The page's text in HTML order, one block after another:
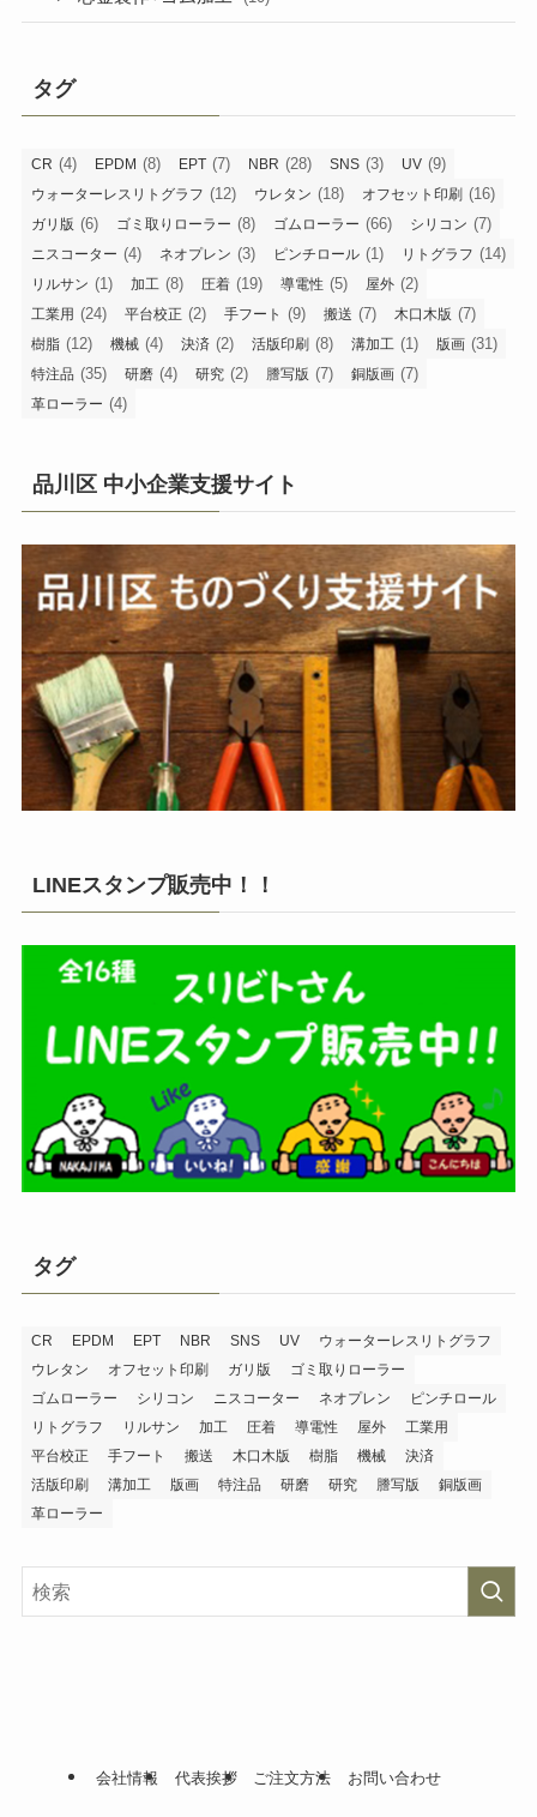
タグ
CR (4) EPDM (8) EPT (7) NBR (28) SNS (3) UV (9)
ウォーターレスリトグラフ (12) ウレタン (18) オフセット印刷 (16)
ガリ版 (6) ゴミ取りローラー (8) ゴムローラー (66) シリコン (7)
ニスコーター (4) ネオプレン (3) ピンチロール (1) リトグラフ (14)
リルサン (1) 加工 (8) 圧着 (19) 導電性 (5) 屋外 (2)
工業用 (24) 平台校正 (2) 手フート (9) 搬送 (7) 木口木版 (7)
樹脂 (12) 機械 (4) 決済 (2) 活版印刷 (8) 溝加工 (1) 版画 (31)
特注品 (35) 研磨 (4) 研究 (2) 謄写版 (7) 銅版画 (7)
革ローラー (4)
品川区 中小企業支援サイト
LINEスタンプ販売中！！
タグ
CR EPDM EPT NBR SNS UV
ウォーターレスリトグラフ
ウレタン
オフセット印刷 ガリ版
ゴミ取りローラー
ゴムローラー
シリコン ニスコーター ネオプレン
ピンチロール
リトグラフ
リルサン 加工 圧着 導電性 屋外
工業用
平台校正
手フート 搬送 木口木版 樹脂 機械
決済
活版印刷
溝加工 版画 特注品 研磨 研究 謄写版
銅版画
革ローラー
会社情報 代表挨拶 ご注文方法 お問い合わせ